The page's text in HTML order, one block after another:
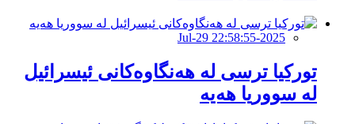
2025-Jul-29 22:58:55
تورکیا ترسى لە هەنگاوەکانى ئیسرائیل
لە سووریا هەیە